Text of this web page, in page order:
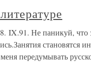
IX.91. Не паникуй, что
становятся
передумывать